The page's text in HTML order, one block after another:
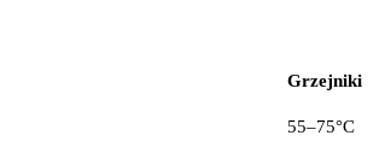
Grzejniki
55–75°C